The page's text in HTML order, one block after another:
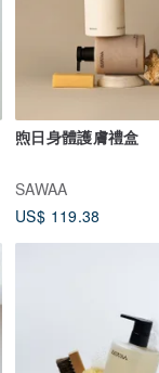
煦日身體護膚禮盒
SAWAA
US$ 119.38